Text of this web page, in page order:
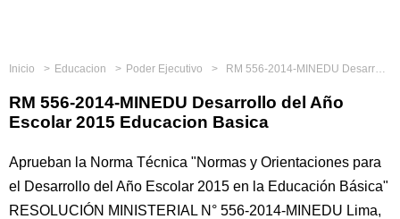
Inicio Educacion Poder Ejecutivo RM 556-2014-MINEDU Desarrollo del Año Escolar 2015 Educacion Basica
RM 556-2014-MINEDU Desarrollo del Año
Escolar 2015 Educacion Basica
Aprueban la Norma Técnica "Normas y Orientaciones para
el Desarrollo del Año Escolar 2015 en la Educación Básica"
RESOLUCIÓN MINISTERIAL N° 556-2014-MINEDU Lima,